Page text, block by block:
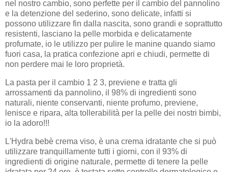
nel nostro cambio, sono perfette per il cambio del pannolino
e la detenzione del sederino, sono delicate, infatti si
possono utilizzare fin dalla nascita, sono grandi e soprattutto
resistenti, lasciano la pelle morbida e delicatamente
profumate, io le utilizzo per pulire le manine quando siamo
fuori casa, la pratica confezione apri e chiudi, permette di
non perdere mai le loro proprietà.
La pasta per il cambio 1 2 3, previene e tratta gli
arrossamenti da pannolino, il 98% di ingredienti sono
naturali, niente conservanti, niente profumo, previene,
lenisce e ripara, alta tollerabilità per la pelle dei nostri bimbi,
io la adoro!!!
L'Hydra bebè crema viso, è una crema idratante che si può
utilizzare tranquillamente tutti i giorni, con il 93% di
ingredienti di origine naturale, permette di tenere la pelle